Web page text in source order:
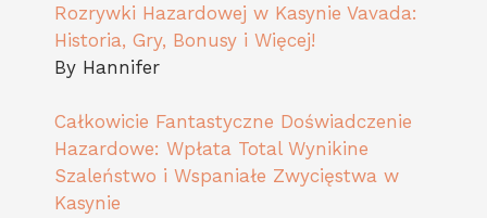
Rozrywki Hazardowej w Kasynie Vavada:
Historia, Gry, Bonusy i Więcej!
By Hannifer
Całkowicie Fantastyczne Doświadczenie
Hazardowe: Wpłata Total Wynikine
Szaleństwo i Wspaniałe Zwycięstwa w
Kasynie